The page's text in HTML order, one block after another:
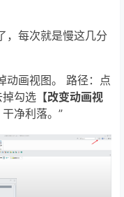
，每次就是慢这几分
动画视图。 路径：点
掉勾选 【改变动画视
净利落。”